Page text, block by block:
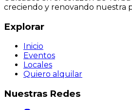
creciendo y renovando nuestra
Explorar
Inicio
Eventos
Locales
Quiero alquilar
Nuestras Redes